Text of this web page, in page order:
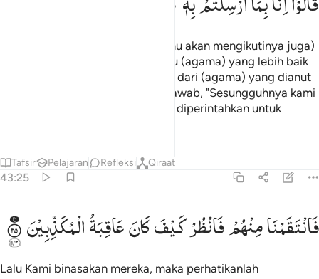
(Rasul itu) berkata, "Apakah (kamu akan mengikutinya juga)
sekalipun aku membawa untukmu (agama) yang lebih baik
daripada apa yang kamu peroleh dari (agama) yang dianut
nenek moyangmu." Mereka menjawab, "Sesungguhnya kami
mengingkari (agama) yang kamu diperintahkan untuk
Tafsir Pelajaran Refleksi Qiraat
43:25
فانتقمنا منهم فانظر كيف كان عاقبة المكذبين ٢٥
فَٱنتَقَمْنَا مِنْهُمْ ۖ فَٱنظُرْ كَيْفَ كَانَ عَـٰقِبَةُ ٱلْمُكَذِّبِينَ ٢٥
فَانْتَقَمْنَامِنْهُمْفَانْظُرْكَیْفَكَانَعَاقِبَةُالْمُكَذِّبِیْنَ
Lalu Kami binasakan mereka, maka perhatikanlah